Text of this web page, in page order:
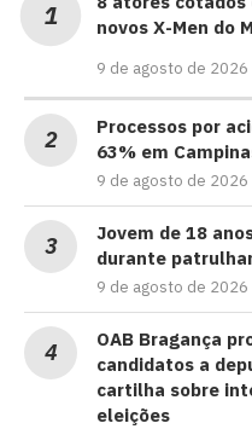
novos X-Men do
9 de agosto de 2026
Processos por
63% em
9 de agosto de 2026
Jovem de 18
durante
9 de agosto de 2026
OAB Bragança
candidatos a
cartilha sobre
eleições